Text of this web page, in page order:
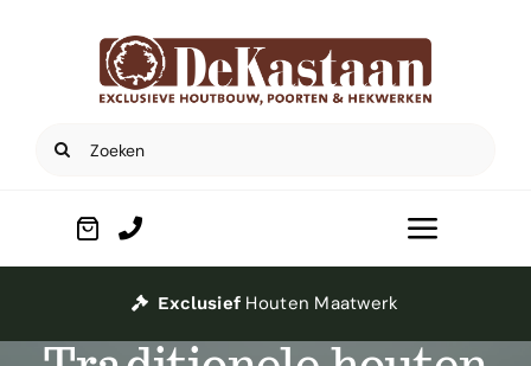
Zoeken
Toggle
Exclusief Houten Maatwerk